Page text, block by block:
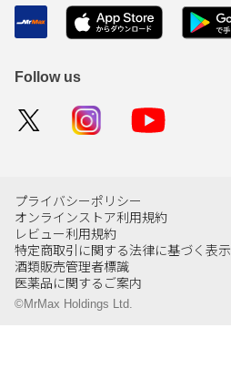
Follow us
プライバシーポリシー
オンラインストア利用規約
レビュー利用規約
特定商取引に関する法律に基づく表示
酒類販売管理者標識
医薬品に関するご案内
©MrMax Holdings Ltd.